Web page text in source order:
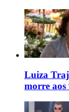
Luiza
morre aos